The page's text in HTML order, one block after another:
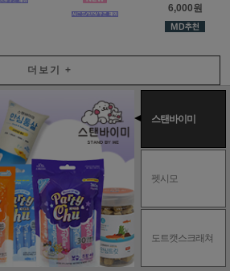
6,000원
더보기 +
스탠바이미
펫시모
도트캣스크래쳐